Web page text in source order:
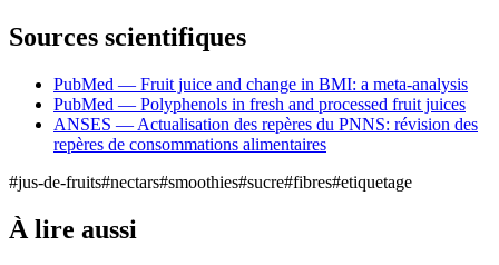
Sources scientifiques
PubMed — Fruit juice and change in BMI: a meta-analysis
PubMed — Polyphenols in fresh and processed fruit juices
ANSES — Actualisation des repères du PNNS: révision des
repères de consommations alimentaires
#jus-de-fruits#nectars#smoothies#sucre#fibres#etiquetage
À lire aussi